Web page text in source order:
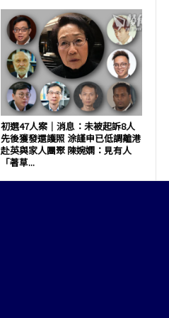
初選47人案｜消息：未被起訴8人
先後獲發還護照 涂謹申已低調離港
赴英與家人團聚 陳婉嫻：見有人
「著草...